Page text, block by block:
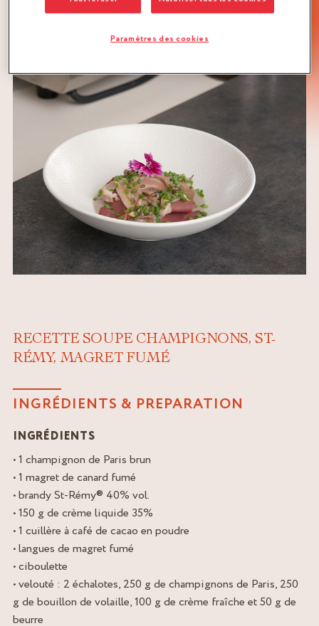
TÉLÉCHARGER LA RECETTE
CHAMPIGNONS
RECETTE SOUPE CHAMPIGNONS, ST-
RÉMY, MAGRET FUMÉ
INGRÉDIENTS & PREPARATION
INGRÉDIENTS
• 1 champignon de Paris brun
• 1 magret de canard fumé
• brandy St-Rémy® 40% vol.
• 150 g de crème liquide 35%
• 1 cuillère à café de cacao en poudre
• langues de magret fumé
• ciboulette
• velouté : 2 échalotes, 250 g de champignons de Paris, 250
g de bouillon de volaille, 100 g de crème fraîche et 50 g de
beurre
Paramètres des cookies